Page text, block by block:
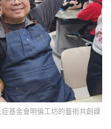
基金會明倫工坊的藝術共創課